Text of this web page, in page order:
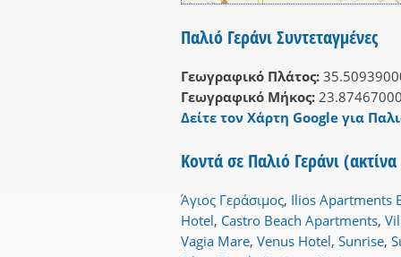
Παλιό Γεράνι Συντεταγμένες
Γεωγραφικό Πλάτος:
Γεωγραφικό Μήκος:
Δείτε τον Χάρτη Google για
Κοντά σε Παλιό Γεράνι
Άγιος Γεράσιμος, Ilios Apartments
Hotel, Castro Beach Apartments,
Vagia Mare, Venus Hotel, Sunrise,